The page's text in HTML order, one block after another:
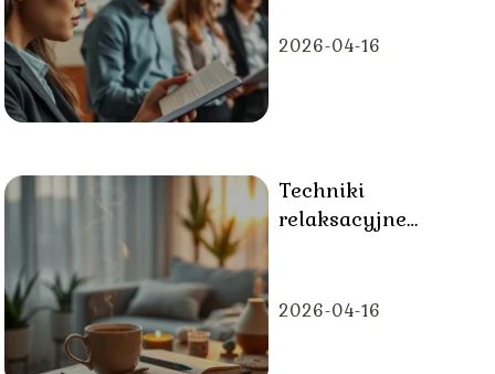
2026-04-16
Techniki
relaksacyjne
po pracy
2026-04-16